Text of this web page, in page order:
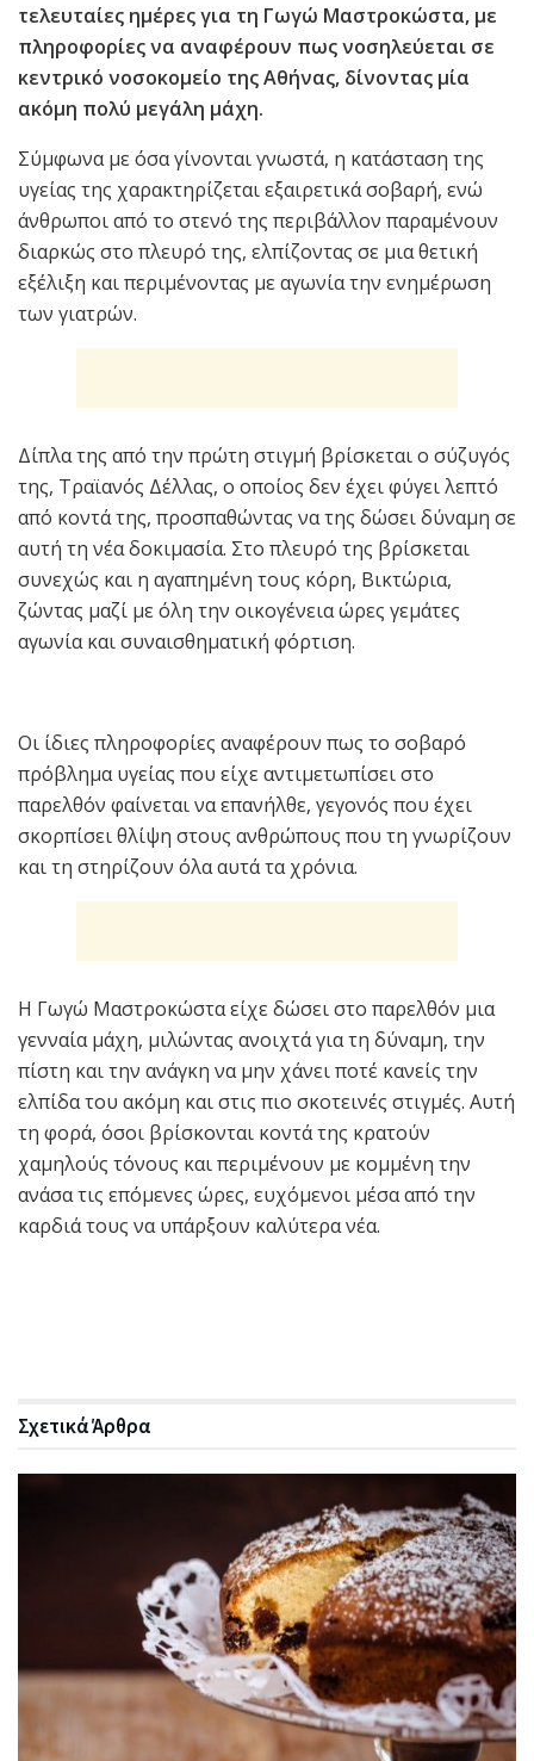
τελευταίες ημέρες για τη Γωγώ Μαστροκώστα, με
πληροφορίες να αναφέρουν πως νοσηλεύεται σε
κεντρικό νοσοκομείο της Αθήνας, δίνοντας μία
ακόμη πολύ μεγάλη μάχη.
Σύμφωνα με όσα γίνονται γνωστά, η κατάσταση της
υγείας της χαρακτηρίζεται εξαιρετικά σοβαρή, ενώ
άνθρωποι από το στενό της περιβάλλον παραμένουν
διαρκώς στο πλευρό της, ελπίζοντας σε μια θετική
εξέλιξη και περιμένοντας με αγωνία την ενημέρωση
των γιατρών.
Δίπλα της από την πρώτη στιγμή βρίσκεται ο σύζυγός
της, Τραϊανός Δέλλας, ο οποίος δεν έχει φύγει λεπτό
από κοντά της, προσπαθώντας να της δώσει δύναμη σε
αυτή τη νέα δοκιμασία. Στο πλευρό της βρίσκεται
συνεχώς και η αγαπημένη τους κόρη, Βικτώρια,
ζώντας μαζί με όλη την οικογένεια ώρες γεμάτες
αγωνία και συναισθηματική φόρτιση.
Οι ίδιες πληροφορίες αναφέρουν πως το σοβαρό
πρόβλημα υγείας που είχε αντιμετωπίσει στο
παρελθόν φαίνεται να επανήλθε, γεγονός που έχει
σκορπίσει θλίψη στους ανθρώπους που τη γνωρίζουν
και τη στηρίζουν όλα αυτά τα χρόνια.
Η Γωγώ Μαστροκώστα είχε δώσει στο παρελθόν μια
γενναία μάχη, μιλώντας ανοιχτά για τη δύναμη, την
πίστη και την ανάγκη να μην χάνει ποτέ κανείς την
ελπίδα του ακόμη και στις πιο σκοτεινές στιγμές. Αυτή
τη φορά, όσοι βρίσκονται κοντά της κρατούν
χαμηλούς τόνους και περιμένουν με κομμένη την
ανάσα τις επόμενες ώρες, ευχόμενοι μέσα από την
καρδιά τους να υπάρξουν καλύτερα νέα.
ΣχετικάΆρθρα